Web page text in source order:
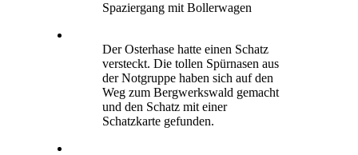
Spaziergang mit Bollerwagen
Der Osterhase hatte einen Schatz
versteckt. Die tollen Spürnasen aus
der Notgruppe haben sich auf den
Weg zum Bergwerkswald gemacht
und den Schatz mit einer
Schatzkarte gefunden.